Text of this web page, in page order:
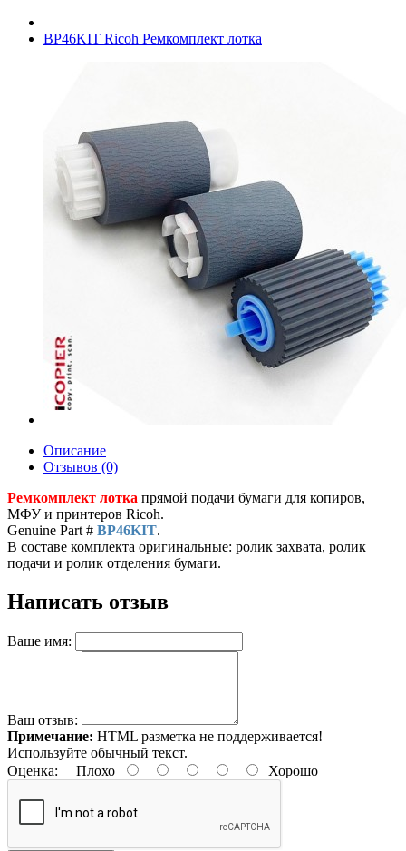
BP46KIT Ricoh Ремкомплект лотка
Описание
Отзывов (0)
Ремкомплект лотка прямой подачи бумаги для копиров,
МФУ и принтеров Ricoh.
Genuine Part # BP46KIT.
В составе комплекта оригинальные: ролик захвата, ролик
подачи и ролик отделения бумаги.
Написать отзыв
Ваше имя:
Ваш отзыв:
Примечание: HTML разметка не поддерживается!
Используйте обычный текст.
Оценка: Плохо Хорошо